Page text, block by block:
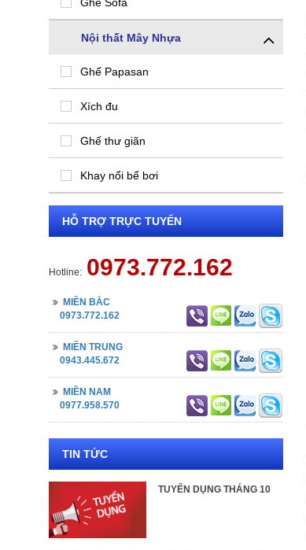
Nội thất Mây Nhựa
Ghế Papasan
Xích đu
Ghế thư giãn
Khay nổi bể bơi
HỖ TRỢ TRỰC TUYẾN
Hotline: 0973.772.162
MIỀN BẮC
0973.772.162
MIỀN TRUNG
0943.445.672
MIỀN NAM
0977.958.570
TIN TỨC
TUYỂN DỤNG THÁNG 10